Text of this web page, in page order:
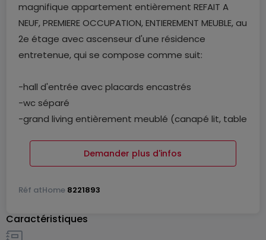
magnifique appartement entièrement REFAIT A
NEUF, PREMIERE OCCUPATION, ENTIEREMENT MEUBLE, au
2e étage avec ascenseur d'une résidence
entretenue, qui se compose comme suit:
-hall d'entrée avec placards encastrés
-wc séparé
-grand living entièrement meublé (canapé lit, table
-cuisine ouverte neuve entièrement équipée avec
tous les ustensiles de cuisine (pôles, casseroles
meublées avec chacune grand lit double, draps,
serviettes, bureau chaise armoire et salle de
Demander plus d'infos
Réf atHome 8221893
Caractéristiques